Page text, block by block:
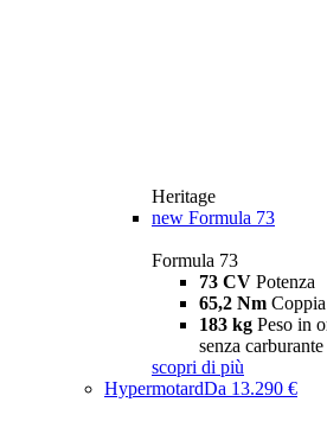
Heritage
new Formula 73
Formula 73
73 CV Potenza
65,2 Nm Coppia
183 kg Peso in
senza carburante
scopri di più
HypermotardDa 13.290 €